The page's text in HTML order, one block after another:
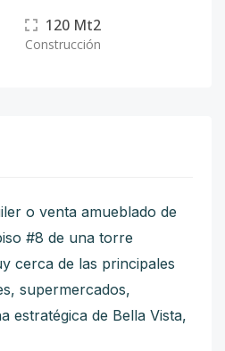
120 Mt2
Construcción
o venta amueblado de
#8 de una torre
cerca de las principales
supermercados,
estratégica de Bella Vista,